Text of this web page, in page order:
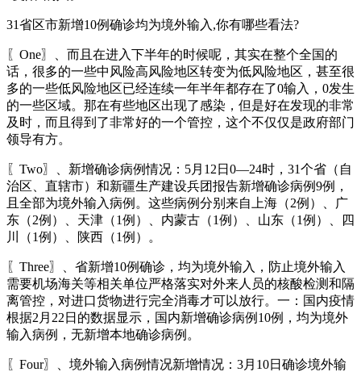
31省区市新增10例确诊均为境外输入,你有哪些看法?
〖One〗、而且在进入下半年的时候呢，其实在整个全国的
话，很多的一些中风险高风险地区转变为低风险地区，甚至很
多的一些低风险地区已经连续一年半年都存在了0输入，0发生
的一些区域。那在有些地区出现了感染，但是好在发现的非常
及时，而且得到了非常好的一个管控，这个不仅仅是政府部门
领导有方。
〖Two〗、新增确诊病例情况：5月12日0—24时，31个省（自
治区、直辖市）和新疆生产建设兵团报告新增确诊病例9例，
且全部为境外输入病例。这些病例分别来自上海（2例）、广
东（2例）、天津（1例）、内蒙古（1例）、山东（1例）、四
川（1例）、陕西（1例）。
〖Three〗、省新增10例确诊，均为境外输入，防止境外输入
需要机场海关等相关单位严格落实对外来人员的核酸检测和隔
离管控，对进口货物进行完全消毒才可以放行。一：国内疫情
根据2月22日的数据显示，国内新增确诊病例10例，均为境外
输入病例，无新增本地确诊病例。
〖Four〗、境外输入病例情况新增情况：3月10日确诊境外输